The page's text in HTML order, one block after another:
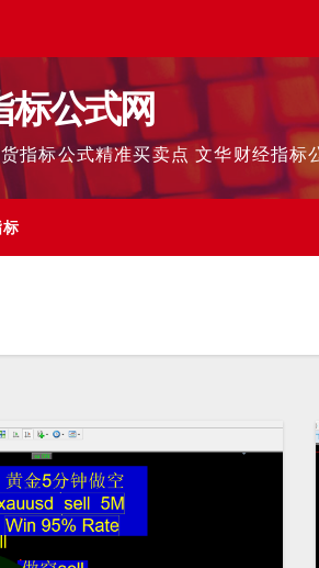
标公式网
指标公式精准买卖点 文华财经指标